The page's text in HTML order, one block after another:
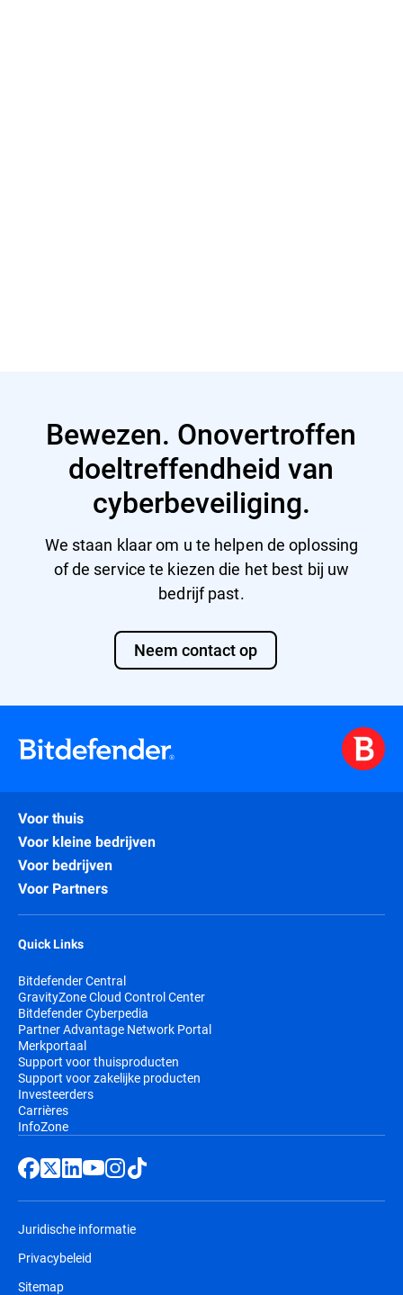
Bewezen. Onovertroffen
doeltreffendheid van
cyberbeveiliging.
We staan klaar om u te helpen de oplossing
of de service te kiezen die het best bij uw
bedrijf past.
Neem contact op
Voor thuis
Voor kleine bedrijven
Voor bedrijven
Voor Partners
Quick Links
Bitdefender Central
GravityZone Cloud Control Center
Bitdefender Cyberpedia
Partner Advantage Network Portal
Merkportaal
Support voor thuisproducten
Support voor zakelijke producten
Investeerders
Carrières
InfoZone
Juridische informatie
Privacybeleid
Sitemap